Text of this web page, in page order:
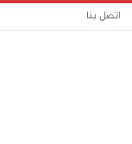
اتصل بنا